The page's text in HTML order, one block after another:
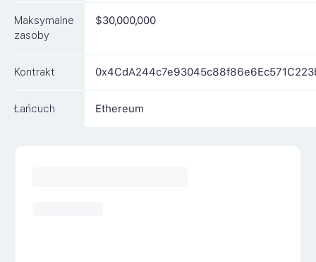
Maksymalne
zasoby
$30,000,000
Kontrakt
Łańcuch Ethereum